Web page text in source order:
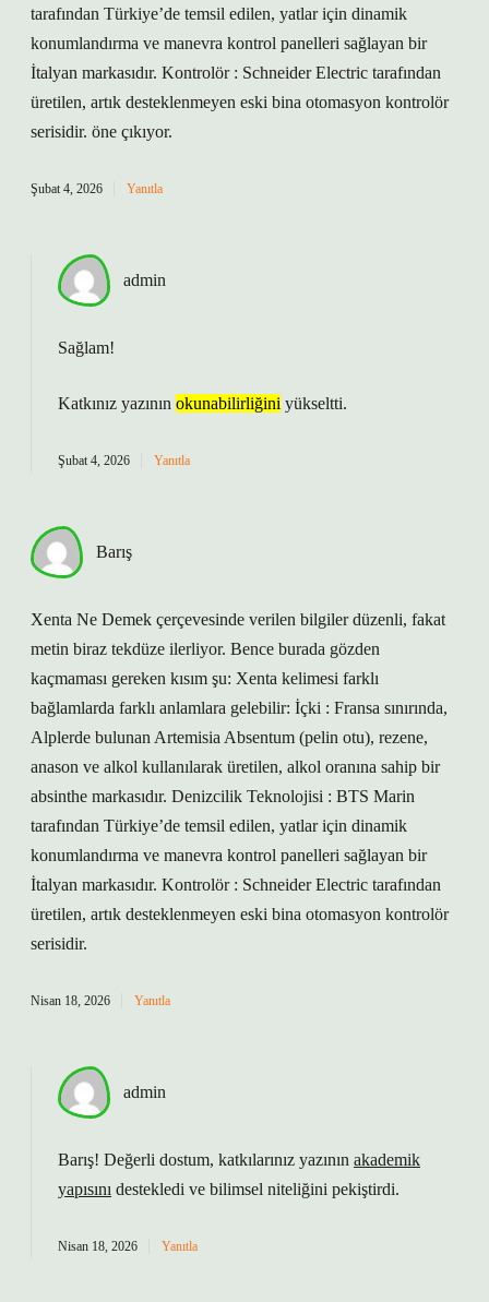
tarafından Türkiye’de temsil edilen, yatlar için dinamik
konumlandırma ve manevra kontrol panelleri sağlayan bir
İtalyan markasıdır. Kontrolör : Schneider Electric tarafından
üretilen, artık desteklenmeyen eski bina otomasyon kontrolör
serisidir. öne çıkıyor.
Şubat 4, 2026 Yanıtla
admin
Sağlam!
Katkınız yazının okunabilirliğini yükseltti.
Şubat 4, 2026 Yanıtla
Barış
Xenta Ne Demek çerçevesinde verilen bilgiler düzenli, fakat
metin biraz tekdüze ilerliyor. Bence burada gözden
kaçmaması gereken kısım şu: Xenta kelimesi farklı
bağlamlarda farklı anlamlara gelebilir: İçki : Fransa sınırında,
Alplerde bulunan Artemisia Absentum (pelin otu), rezene,
anason ve alkol kullanılarak üretilen, alkol oranına sahip bir
absinthe markasıdır. Denizcilik Teknolojisi : BTS Marin
tarafından Türkiye’de temsil edilen, yatlar için dinamik
konumlandırma ve manevra kontrol panelleri sağlayan bir
İtalyan markasıdır. Kontrolör : Schneider Electric tarafından
üretilen, artık desteklenmeyen eski bina otomasyon kontrolör
serisidir.
Nisan 18, 2026 Yanıtla
admin
Barış! Değerli dostum, katkılarınız yazının akademik
yapısını destekledi ve bilimsel niteliğini pekiştirdi.
Nisan 18, 2026 Yanıtla